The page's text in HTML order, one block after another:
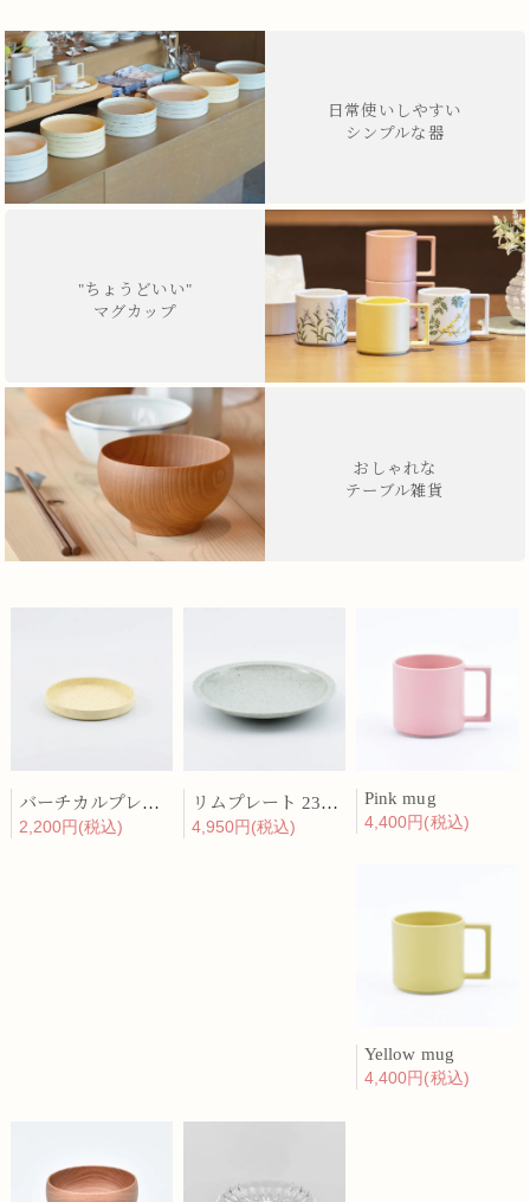
日常使いしやすい
シンプルな器
"ちょうどいい"
マグカップ
おしゃれな
テーブル雑貨
バーチカルプレート 15cm 化粧土
2,200円(税込)
リムプレート 23cm 呉須散
4,950円(税込)
Pink mug
4,400円(税込)
Yellow mug
4,400円(税込)